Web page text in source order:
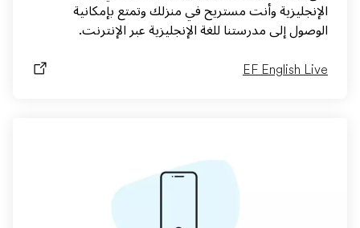
الإنجليزية وأنت مستريح في منزلك وتمتع بإمكانية
الوصول إلى مدرستنا للغة الإنجليزية عبر الإنترنت.
EF English Live